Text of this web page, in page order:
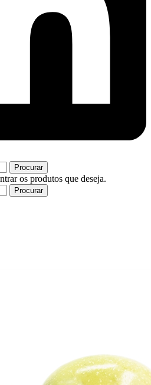
Procurar
os produtos que deseja.
Procurar